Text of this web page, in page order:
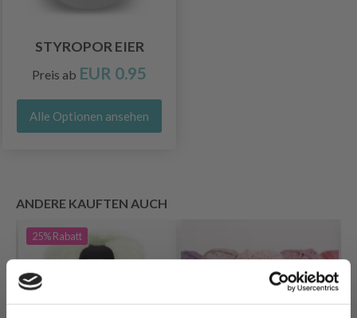
STYROPOR EIER
Preis ab EUR 0.95
Alle Optionen ansehen
ANDERE KAUFTEN AUCH
25%Rabatt